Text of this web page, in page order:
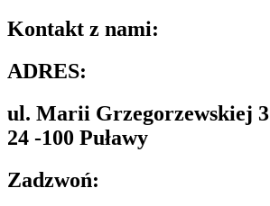
Kontakt z nami:
ADRES:
ul. Marii Grzegorzewskiej 3
24 -100 Puławy
Zadzwoń: